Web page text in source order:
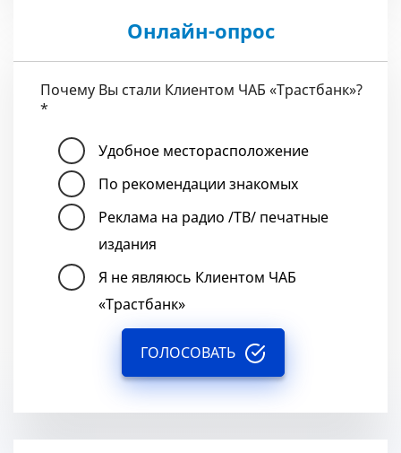
Онлайн-опрос
Почему Вы стали Клиентом ЧАБ «Трастбанк»?
*
Удобное месторасположение
По рекомендации знакомых
Реклама на радио /ТВ/ печатные
издания
Я не являюсь Клиентом ЧАБ
«Трастбанк»
ГОЛОСОВАТЬ